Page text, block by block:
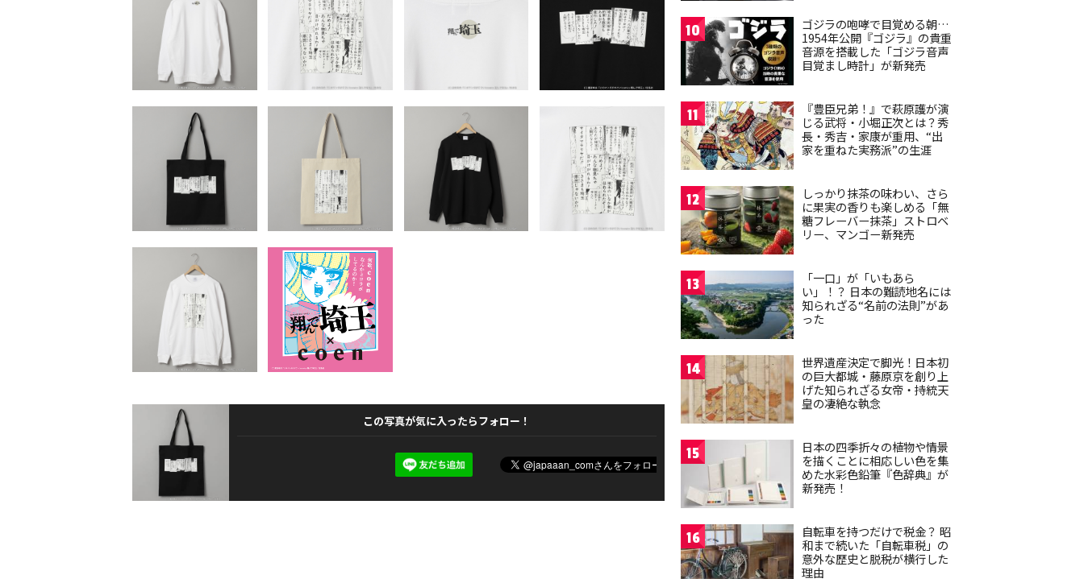
この写真が気に入ったらフォロー！
10
ゴジラの咆哮で目覚める朝…
1954年公開『ゴジラ』の貴重
音源を搭載した「ゴジラ音声
目覚まし時計」が新発売
11
『豊臣兄弟！』で萩原護が演
じる武将・小堀正次とは？秀
長・秀吉・家康が重用、“出
家を重ねた実務派”の生涯
12
しっかり抹茶の味わい、さら
に果実の香りも楽しめる「無
糖フレーバー抹茶」ストロベ
リー、マンゴー新発売
13
「一口」が「いもあら
い」！？ 日本の難読地名には
知られざる“名前の法則”があ
った
14
世界遺産決定で脚光！日本初
の巨大都城・藤原京を創り上
げた知られざる女帝・持統天
皇の凄絶な執念
15
日本の四季折々の植物や情景
を描くことに相応しい色を集
めた水彩色鉛筆『色辞典』が
新発売！
16
自転車を持つだけで税金？ 昭
和まで続いた「自転車税」の
意外な歴史と脱税が横行した
理由